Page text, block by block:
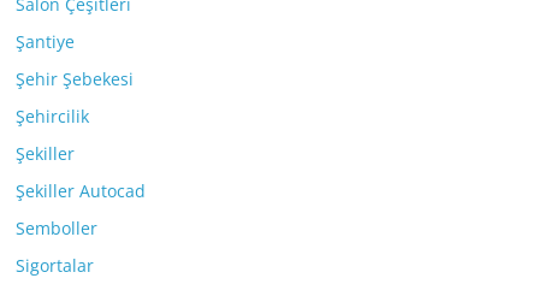
Salon Çeşitleri
Şantiye
Şehir Şebekesi
Şehircilik
Şekiller
Şekiller Autocad
Semboller
Sigortalar